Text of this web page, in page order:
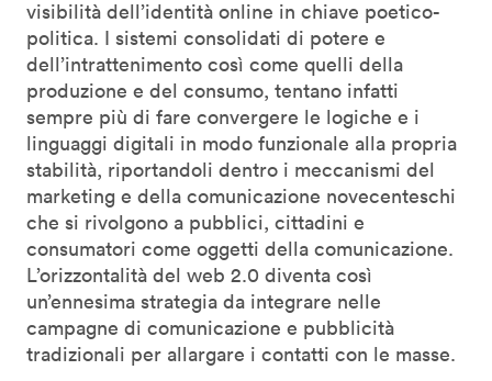
visibilità dell’identità online in chiave poetico-
politica. I sistemi consolidati di potere e
dell’intrattenimento così come quelli della
produzione e del consumo, tentano infatti
sempre più di fare convergere le logiche e i
linguaggi digitali in modo funzionale alla propria
stabilità, riportandoli dentro i meccanismi del
marketing e della comunicazione novecenteschi
che si rivolgono a pubblici, cittadini e
consumatori come oggetti della comunicazione.
L’orizzontalità del web 2.0 diventa così
un’ennesima strategia da integrare nelle
campagne di comunicazione e pubblicità
tradizionali per allargare i contatti con le masse.